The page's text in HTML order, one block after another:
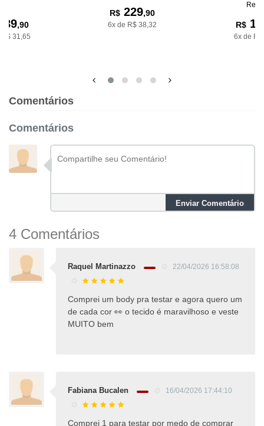
,90
31,65
R$229,90
6x de R$ 38,32 R$
6x de
Comentários
Comentários
Enviar Comentário
4 Comentários
Raquel Martinazzo 22/04/2026 16:58:08
Comprei um body pra testar e agora quero um
de cada cor 👀 o tecido é maravilhoso e veste
MUITO bem
Fabiana Bucalen 16/04/2026 17:44:10
Comprei 1 para testar por medo de comprar